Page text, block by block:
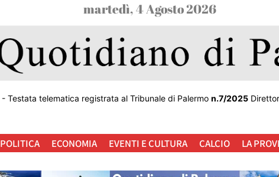
martedì, 4 Agosto 2026
- Testata telematica registrata al Tribunale di Palermo n.7/2025
POLITICA ECONOMIA EVENTI E CULTURA CALCIO LA